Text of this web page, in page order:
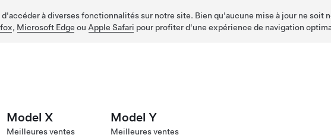
à diverses fonctionnalités sur notre site. Bien qu'aucune mise à jour ne soit
, Microsoft Edge ou Apple Safari pour profiter d'une expérience de navigation
Model X
Meilleures ventes
Model Y
Meilleures ventes